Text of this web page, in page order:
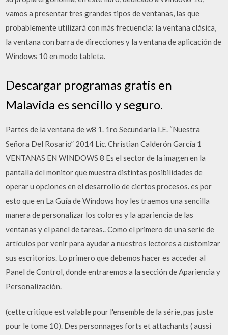
vamos a presentar tres grandes tipos de ventanas, las que
probablemente utilizará con más frecuencia: la ventana clásica,
la ventana con barra de direcciones y la ventana de aplicación de
Windows 10 en modo tableta.
Descargar programas gratis en
Malavida es sencillo y seguro.
Partes de la ventana de w8 1. 1ro Secundaria I.E. “Nuestra
Señora Del Rosario” 2014 Lic. Christian Calderón García 1
VENTANAS EN WINDOWS 8 Es el sector de la imagen en la
pantalla del monitor que muestra distintas posibilidades de
operar u opciones en el desarrollo de ciertos procesos. es por
esto que en La Guía de Windows hoy les traemos una sencilla
manera de personalizar los colores y la apariencia de las
ventanas y el panel de tareas.. Como el primero de una serie de
artículos por venir para ayudar a nuestros lectores a customizar
sus escritorios. Lo primero que debemos hacer es acceder al
Panel de Control, donde entraremos a la sección de Apariencia y
Personalización.
(cette critique est valable pour l'ensemble de la série, pas juste
pour le tome 10). Des personnages forts et attachants ( aussi